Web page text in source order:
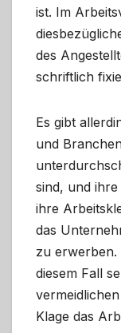
ist. Im
des
schriftlich
Es gibt
und
sind, und
ihre
das
zu erwerben.
diesem Fall
Klage das